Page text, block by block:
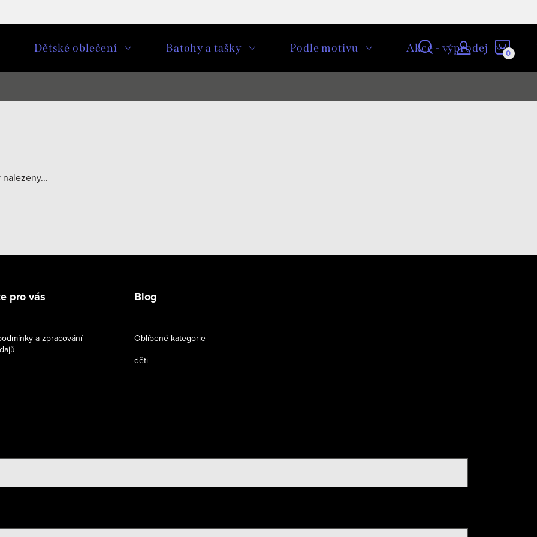
Dětské oblečení Batohy a tašky Podle motivu Akce - výprodej
pro vás
a zpracování
Blog
Oblíbené kategorie
děti